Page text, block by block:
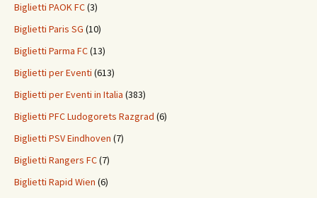
Biglietti PAOK FC(3)
Biglietti Paris SG (10)
Biglietti Parma FC(13)
Biglietti per Eventi (613)
Biglietti per Eventi in Italia (383)
Biglietti PFC Ludogorets Razgrad (6)
Biglietti PSV Eindhoven (7)
Biglietti Rangers FC(7)
Biglietti Rapid Wien (6)